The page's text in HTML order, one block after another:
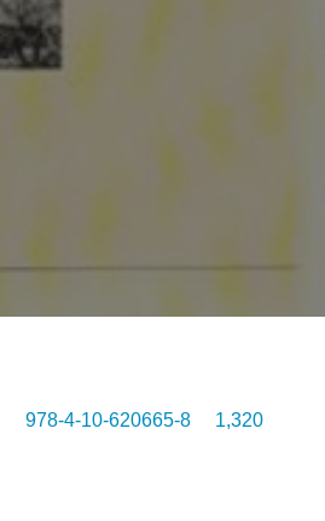
978-4-10-620665-8 1,320